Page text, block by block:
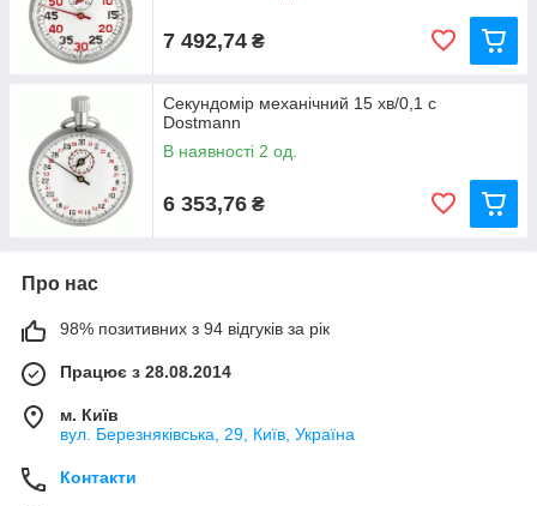
7 492,74 ₴
Секундомір механічний 15 хв/0,1 с
Dostmann
В наявності 2 од.
6 353,76 ₴
Про нас
98% позитивних з 94 відгуків за рік
Працює з 28.08.2014
м. Київ
вул. Березняківська, 29, Київ, Україна
Контакти